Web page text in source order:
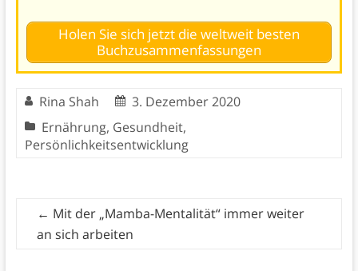
Holen Sie sich jetzt die weltweit besten
Buchzusammenfassungen
Rina Shah
3. Dezember 2020
Ernährung, Gesundheit,
Persönlichkeitsentwicklung
← Mit der „Mamba-Mentalität“ immer weiter
an sich arbeiten